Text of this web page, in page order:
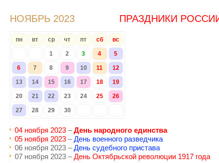
НОЯБРЬ 2023 ПРАЗДНИКИ
пн вт ср чт пт сб вс
1 2 3 4 5
6 7 8 9 10 11 12
13 14 15 16 17 18 19
20 21 22 23 24 25 26
27 28 29 30
04 ноября 2023 –День народного единства
05 ноября 2023 –День военного разведчика
06 ноября 2023 –День судебного пристава
07 ноября 2023 –День Октябрьской революции 1917 года